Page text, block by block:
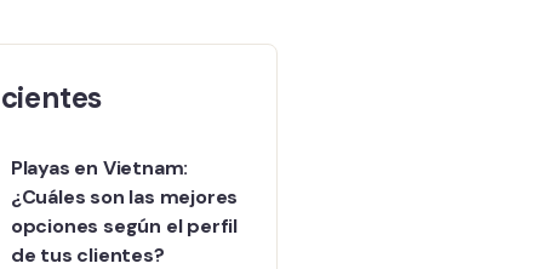
Playas en Vietnam:
¿Cuáles son las mejores
opciones según el perfil
de tus clientes?